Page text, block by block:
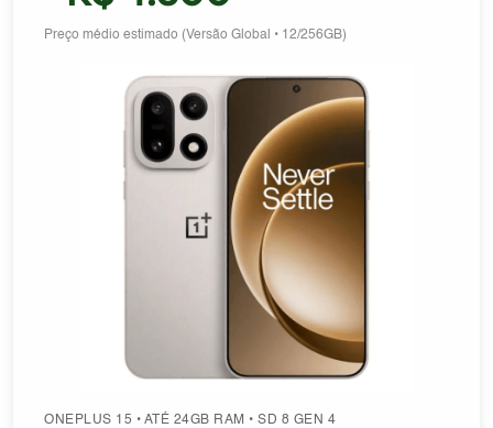
Preço médio estimado (Versão Global • 12/256GB)
ONEPLUS 15 • ATÉ 24GB RAM • SD 8 GEN 4